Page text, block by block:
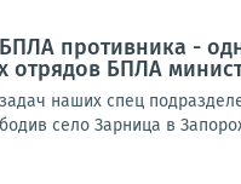
противника -
отрядов БПЛА
наших спец
село Зарница в